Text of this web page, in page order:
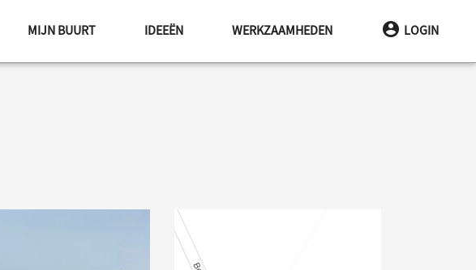
MIJN BUURT IDEEËN WERKZAAMHEDEN LOGIN